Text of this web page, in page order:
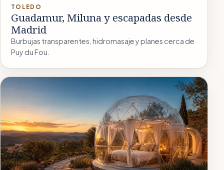
TOLEDO
Guadamur, Miluna y escapadas desde
Madrid
Burbujas transparentes, hidromasaje y planes cerca de
Puy du Fou.